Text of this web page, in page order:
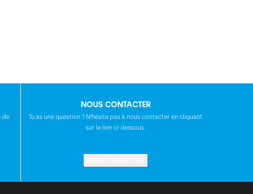
de
NOUS CONTACTER
Tu as une question ? N'hésite pas à nous contacter en cliquant
sur le lien ci-dessous.